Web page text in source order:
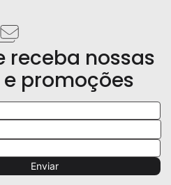
receba nossas
promoções